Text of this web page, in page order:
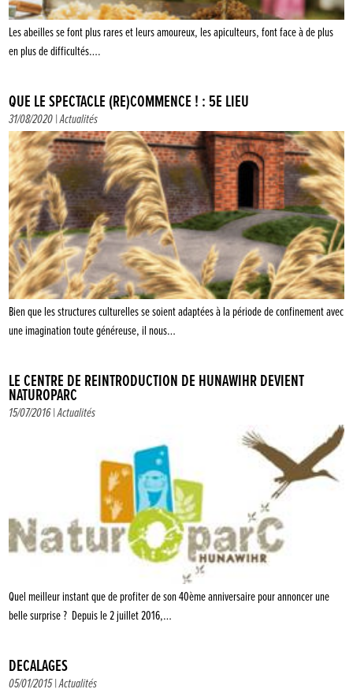
Les abeilles se font plus rares et leurs amoureux, les apiculteurs, font face à de plus
en plus de difficultés….
QUE LE SPECTACLE (RE)COMMENCE ! : 5E LIEU
31/08/2020 |Actualités
Bien que les structures culturelles se soient adaptées à la période de confinement avec
une imagination toute généreuse, il nous…
LE CENTRE DE RÉINTRODUCTION DE HUNAWIHR DEVIENT
NATUROPARC
15/07/2016 |Actualités
Quel meilleur instant que de profiter de son 40ème anniversaire pour annoncer une
belle surprise ? Depuis le 2 juillet 2016,…
DÉCALAGES
05/01/2015 |Actualités